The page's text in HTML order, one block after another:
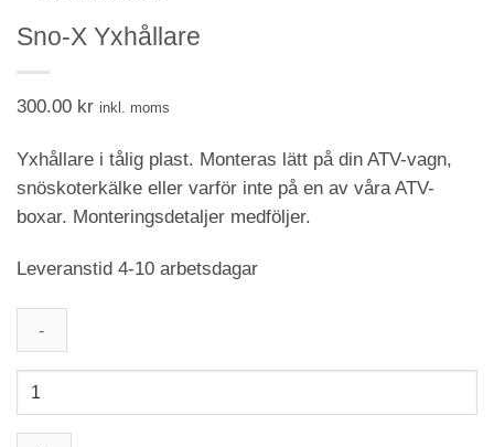
Sno-X Yxhållare
300.00 kr inkl. moms
Yxhållare i tålig plast. Monteras lätt på din ATV-vagn,
snöskoterkälke eller varför inte på en av våra ATV-
boxar. Monteringsdetaljer medföljer.
Leveranstid 4-10 arbetsdagar
Sno-
Yxhållare